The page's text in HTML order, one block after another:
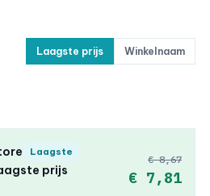
Laagste prijs Winkelnaam
Laagste
prijs
€ 8,67
€ 7,81